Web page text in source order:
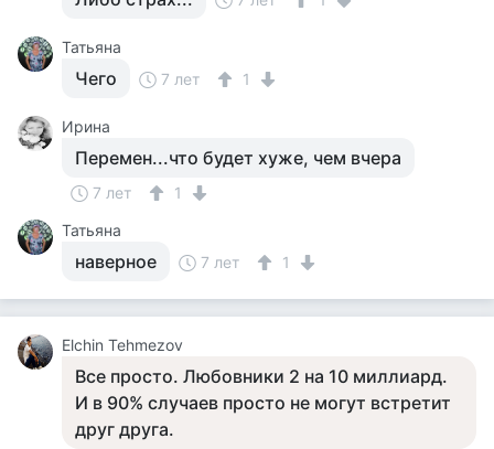
Татьяна
Чего 7 лет 1
Ирина
Перемен...что будет хуже, чем вчера
7 лет
1
Татьяна
наверное 7 лет 1
Elchin Tehmezov
Все просто. Любовники 2 на 10 миллиард.
И в 90% случаев просто не могут встретит
друг друга.